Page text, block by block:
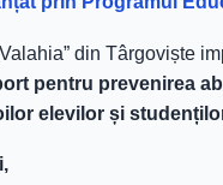
din Târgoviște
pentru prevenirea
elevilor și